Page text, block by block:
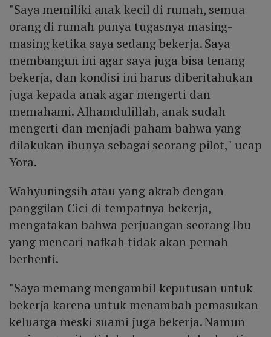
"Saya memiliki anak kecil di rumah, semua
orang di rumah punya tugasnya masing-
masing ketika saya sedang bekerja. Saya
membangun ini agar saya juga bisa tenang
bekerja, dan kondisi ini harus diberitahukan
juga kepada anak agar mengerti dan
memahami. Alhamdulillah, anak sudah
mengerti dan menjadi paham bahwa yang
dilakukan ibunya sebagai seorang pilot," ucap
Yora.
Wahyuningsih atau yang akrab dengan
panggilan Cici di tempatnya bekerja,
mengatakan bahwa perjuangan seorang Ibu
yang mencari nafkah tidak akan pernah
berhenti.
"Saya memang mengambil keputusan untuk
bekerja karena untuk menambah pemasukan
keluarga meski suami juga bekerja. Namun